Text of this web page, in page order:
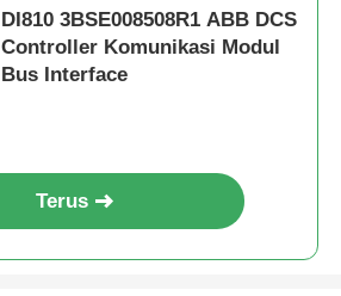
DI810 3BSE008508R1 ABB DCS
Controller Komunikasi Modul
Bus Interface
Terus